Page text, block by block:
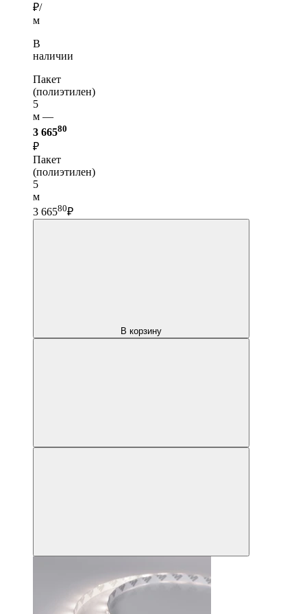
₽/
м
В
наличии
Пакет
(полиэтилен)
5
м —
3 66580
₽
Пакет
(полиэтилен)
5
м
3 66580₽
В корзину